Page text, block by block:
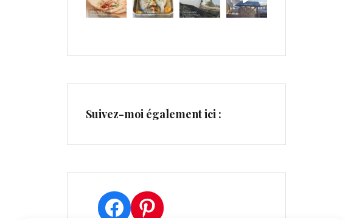
Suivez-moi également ici :
Facebook
Pinterest